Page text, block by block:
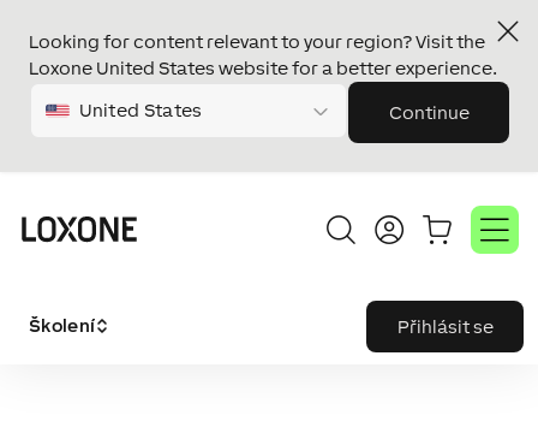
Looking for content relevant to your region? Visit the
Loxone United States website for a better experience.
United States Continue
Školení Přihlásit se